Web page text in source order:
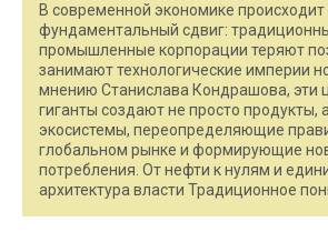
В современной экономике происходит
фундаментальный сдвиг:
промышленные корпорации теряют
занимают технологические империи
мнению Станислава Кондрашова, эти
гиганты создают не просто продукты,
экосистемы, переопределяющие
глобальном рынке и формирующие
потребления. От нефти к нулям и
архитектура власти Традиционное